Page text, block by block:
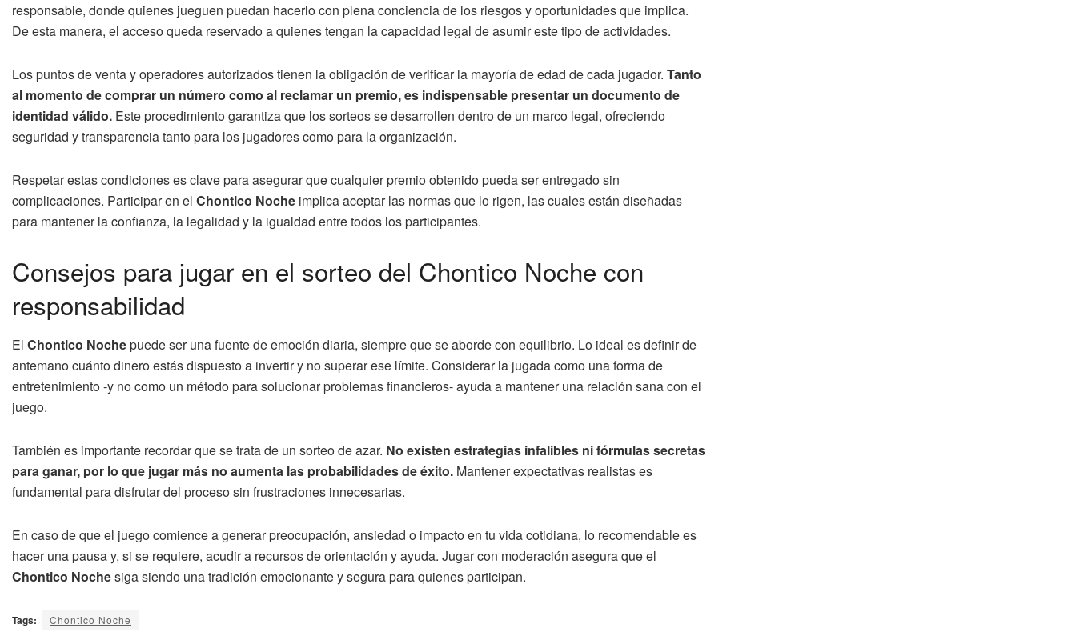
responsable, donde quienes jueguen puedan hacerlo con plena conciencia de los riesgos y oportunidades que implica.
De esta manera, el acceso queda reservado a quienes tengan la capacidad legal de asumir este tipo de actividades.
Los puntos de venta y operadores autorizados tienen la obligación de verificar la mayoría de edad de cada jugador. Tanto
al momento de comprar un número como al reclamar un premio, es indispensable presentar un documento de
identidad válido. Este procedimiento garantiza que los sorteos se desarrollen dentro de un marco legal, ofreciendo
seguridad y transparencia tanto para los jugadores como para la organización.
Respetar estas condiciones es clave para asegurar que cualquier premio obtenido pueda ser entregado sin
complicaciones. Participar en el Chontico Noche implica aceptar las normas que lo rigen, las cuales están diseñadas
para mantener la confianza, la legalidad y la igualdad entre todos los participantes.
Consejos para jugar en el sorteo del Chontico Noche con
responsabilidad
El Chontico Nochepuede ser una fuente de emoción diaria, siempre que se aborde con equilibrio. Lo ideal es definir de
antemano cuánto dinero estás dispuesto a invertir y no superar ese límite. Considerar la jugada como una forma de
entretenimiento -y no como un método para solucionar problemas financieros- ayuda a mantener una relación sana con el
juego.
También es importante recordar que se trata de un sorteo de azar. No existen estrategias infalibles ni fórmulas secretas
para ganar, por lo que jugar más no aumenta las probabilidades de éxito. Mantener expectativas realistas es
fundamental para disfrutar del proceso sin frustraciones innecesarias.
En caso de que el juego comience a generar preocupación, ansiedad o impacto en tu vida cotidiana, lo recomendable es
hacer una pausa y, si se requiere, acudir a recursos de orientación y ayuda. Jugar con moderación asegura que el
Chontico Nochesiga siendo una tradición emocionante y segura para quienes participan.
Tags: Chontico Noche